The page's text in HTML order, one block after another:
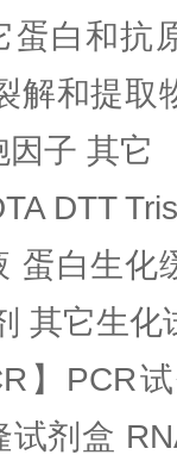
蛋白和抗
解和提取
子 其它
DTT
蛋白生化
其它生化
】PCR
试剂盒